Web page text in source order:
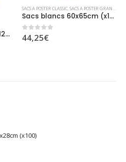
Sacs gris recyclés 120x125cm (x50)
SACS A POSTER CLASSIC,SACS A POSTER GRANDS FORMATS
Sacs blancs 60x65cm (x100)
0 sur 5
44,25€
(x100)